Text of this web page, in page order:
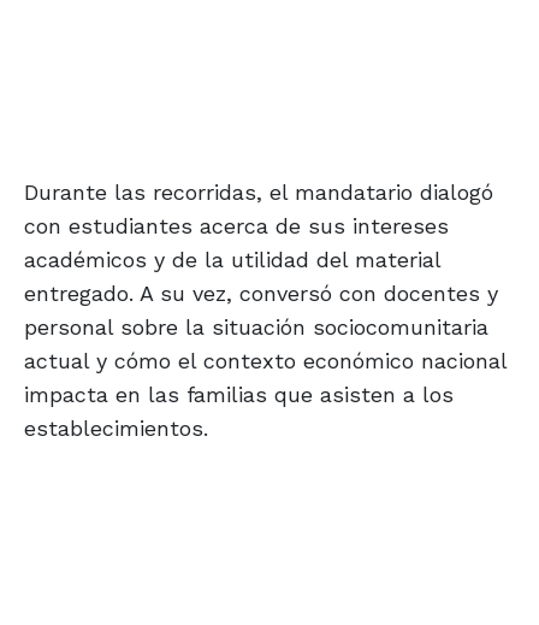
Durante las recorridas, el mandatario dialogó
con estudiantes acerca de sus intereses
académicos y de la utilidad del material
entregado. A su vez, conversó con docentes y
personal sobre la situación sociocomunitaria
actual y cómo el contexto económico nacional
impacta en las familias que asisten a los
establecimientos.